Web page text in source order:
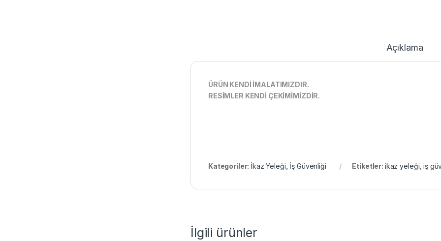
Açıklama
ÜRÜN KENDİ İMALATIMIZDIR.
RESİMLER KENDİ ÇEKİMİMİZDİR.
Kategoriler: İkaz Yeleği İş Güvenliği Etiketler: ikaz yeleği ,iş
İlgili ürünler